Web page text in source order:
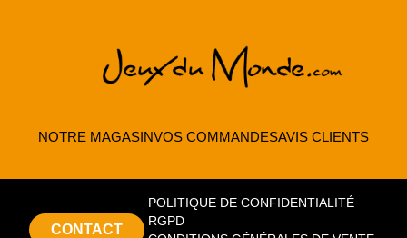
NOTRE MAGASINVOS COMMANDESAVIS CLIENTS
CONTACT
POLITIQUE DE CONFIDENTIALITÉ
RGPD